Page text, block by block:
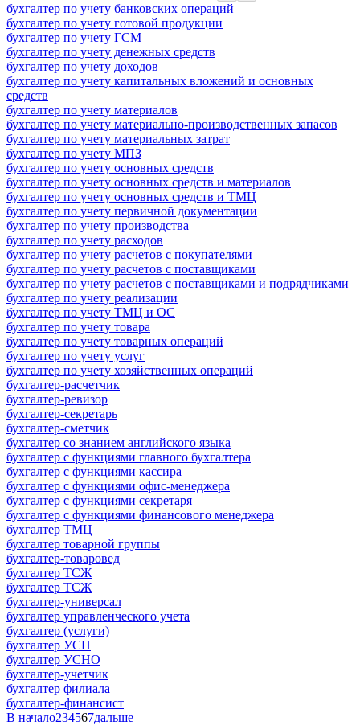
бухгалтер по учету банковских операций
бухгалтер по учету готовой продукции
бухгалтер по учету ГСМ
бухгалтер по учету денежных средств
бухгалтер по учету доходов
бухгалтер по учету капитальных вложений и основных
средств
бухгалтер по учету материалов
бухгалтер по учету материально-производственных запасов
бухгалтер по учету материальных затрат
бухгалтер по учету МПЗ
бухгалтер по учету основных средств
бухгалтер по учету основных средств и материалов
бухгалтер по учету основных средств и ТМЦ
бухгалтер по учету первичной документации
бухгалтер по учету производства
бухгалтер по учету расходов
бухгалтер по учету расчетов с покупателями
бухгалтер по учету расчетов с поставщиками
бухгалтер по учету расчетов с поставщиками и подрядчиками
бухгалтер по учету реализации
бухгалтер по учету ТМЦ и ОС
бухгалтер по учету товара
бухгалтер по учету товарных операций
бухгалтер по учету услуг
бухгалтер по учету хозяйственных операций
бухгалтер-расчетчик
бухгалтер-ревизор
бухгалтер-секретарь
бухгалтер-сметчик
бухгалтер со знанием английского языка
бухгалтер с функциями главного бухгалтера
бухгалтер с функциями кассира
бухгалтер с функциями офис-менеджера
бухгалтер с функциями секретаря
бухгалтер с функциями финансового менеджера
бухгалтер ТМЦ
бухгалтер товарной группы
бухгалтер-товаровед
бухгалтер ТСЖ
бухгалтер ТСЖ
бухгалтер-универсал
бухгалтер управленческого учета
бухгалтер (услуги)
бухгалтер УСН
бухгалтер УСНО
бухгалтер-учетчик
бухгалтер филиала
бухгалтер-финансист
В начало234567дальше